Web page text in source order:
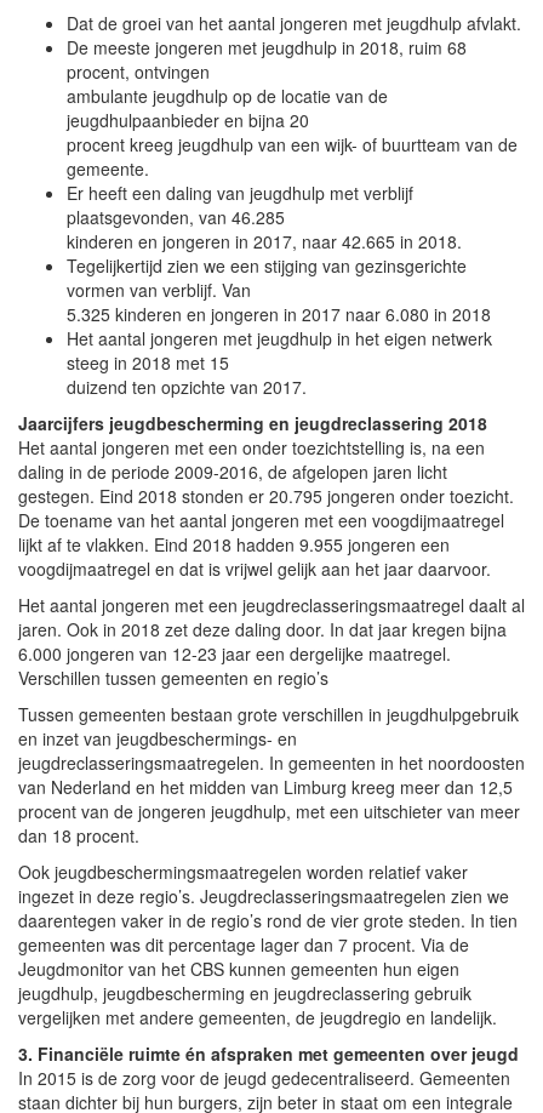
Dat de groei van het aantal jongeren met jeugdhulp afvlakt.
De meeste jongeren met jeugdhulp in 2018, ruim 68
procent, ontvingen
ambulante jeugdhulp op de locatie van de
jeugdhulpaanbieder en bijna 20
procent kreeg jeugdhulp van een wijk- of buurtteam van de
gemeente.
Er heeft een daling van jeugdhulp met verblijf
plaatsgevonden, van 46.285
kinderen en jongeren in 2017, naar 42.665 in 2018.
Tegelijkertijd zien we een stijging van gezinsgerichte
vormen van verblijf. Van
5.325 kinderen en jongeren in 2017 naar 6.080 in 2018
Het aantal jongeren met jeugdhulp in het eigen netwerk
steeg in 2018 met 15
duizend ten opzichte van 2017.
Jaarcijfers jeugdbescherming en jeugdreclassering 2018
Het aantal jongeren met een onder toezichtstelling is, na een
daling in de periode 2009-2016, de afgelopen jaren licht
gestegen. Eind 2018 stonden er 20.795 jongeren onder toezicht.
De toename van het aantal jongeren met een voogdijmaatregel
lijkt af te vlakken. Eind 2018 hadden 9.955 jongeren een
voogdijmaatregel en dat is vrijwel gelijk aan het jaar daarvoor.
Het aantal jongeren met een jeugdreclasseringsmaatregel daalt al
jaren. Ook in 2018 zet deze daling door. In dat jaar kregen bijna
6.000 jongeren van 12-23 jaar een dergelijke maatregel.
Verschillen tussen gemeenten en regio’s
Tussen gemeenten bestaan grote verschillen in jeugdhulpgebruik
en inzet van jeugdbeschermings- en
jeugdreclasseringsmaatregelen. In gemeenten in het noordoosten
van Nederland en het midden van Limburg kreeg meer dan 12,5
procent van de jongeren jeugdhulp, met een uitschieter van meer
dan 18 procent.
Ook jeugdbeschermingsmaatregelen worden relatief vaker
ingezet in deze regio’s. Jeugdreclasseringsmaatregelen zien we
daarentegen vaker in de regio’s rond de vier grote steden. In tien
gemeenten was dit percentage lager dan 7 procent. Via de
Jeugdmonitor van het CBS kunnen gemeenten hun eigen
jeugdhulp, jeugdbescherming en jeugdreclassering gebruik
vergelijken met andere gemeenten, de jeugdregio en landelijk.
3. Financiële ruimte én afspraken met gemeenten over jeugd
In 2015 is de zorg voor de jeugd gedecentraliseerd. Gemeenten
staan dichter bij hun burgers, zijn beter in staat om een integrale